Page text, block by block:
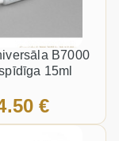
B7000
15ml
€